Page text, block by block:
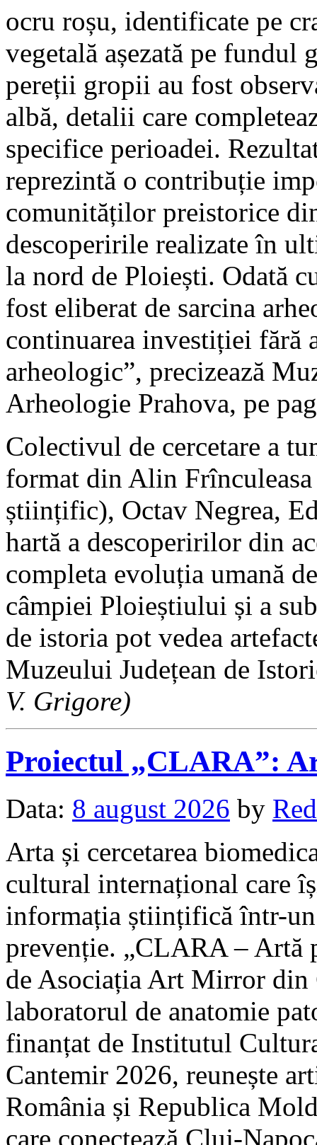
ocru roșu, identificate pe
vegetală așezată pe fundul
pereții gropii au fost
albă, detalii care
specifice perioadei.
reprezintă o contribuție
comunităților preistorice
descoperirile realizate în
la nord de Ploiești. Odată
fost eliberat de sarcina
continuarea investiției fără
arheologic”, precizează
Arheologie Prahova, pe
Colectivul de cercetare a
format din Alin
științific), Octav Negrea,
hartă a descoperirilor din
completa evoluția umană
câmpiei Ploieștiului și a
de istoria pot vedea
Muzeului Județean de
V. Grigore)
Proiectul „CLARA”:
Data: 8 august 2026 by
Arta și cercetarea
cultural internațional care
informația științifică într-
prevenție. „CLARA – Artă
de Asociația Art Mirror din
laboratorul de anatomie
finanțat de Institutul
Cantemir 2026, reunește
România și Republica
care conectează Cluj-